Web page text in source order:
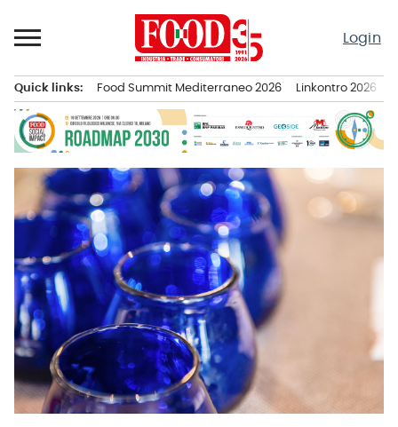
al
Login
principale
Quick links: Food Summit Mediterraneo 2026 Linkontro 2026